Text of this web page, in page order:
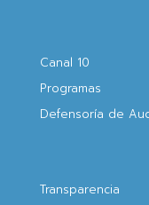
Canal 10
Programas
Defensoría de
Transparencia